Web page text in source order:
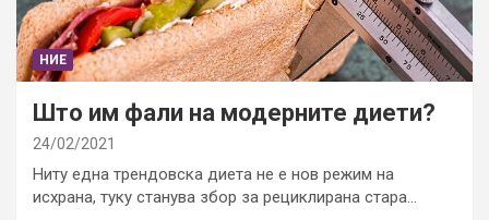
НИЕ
Што им фали на модерните диети?
24/02/2021
Ниту една трендовска диета не е нов режим на
исхрана, туку станува збор за рециклирана стара…